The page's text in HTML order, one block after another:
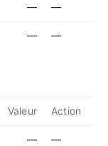
— —
— —
Valeur Action
— —